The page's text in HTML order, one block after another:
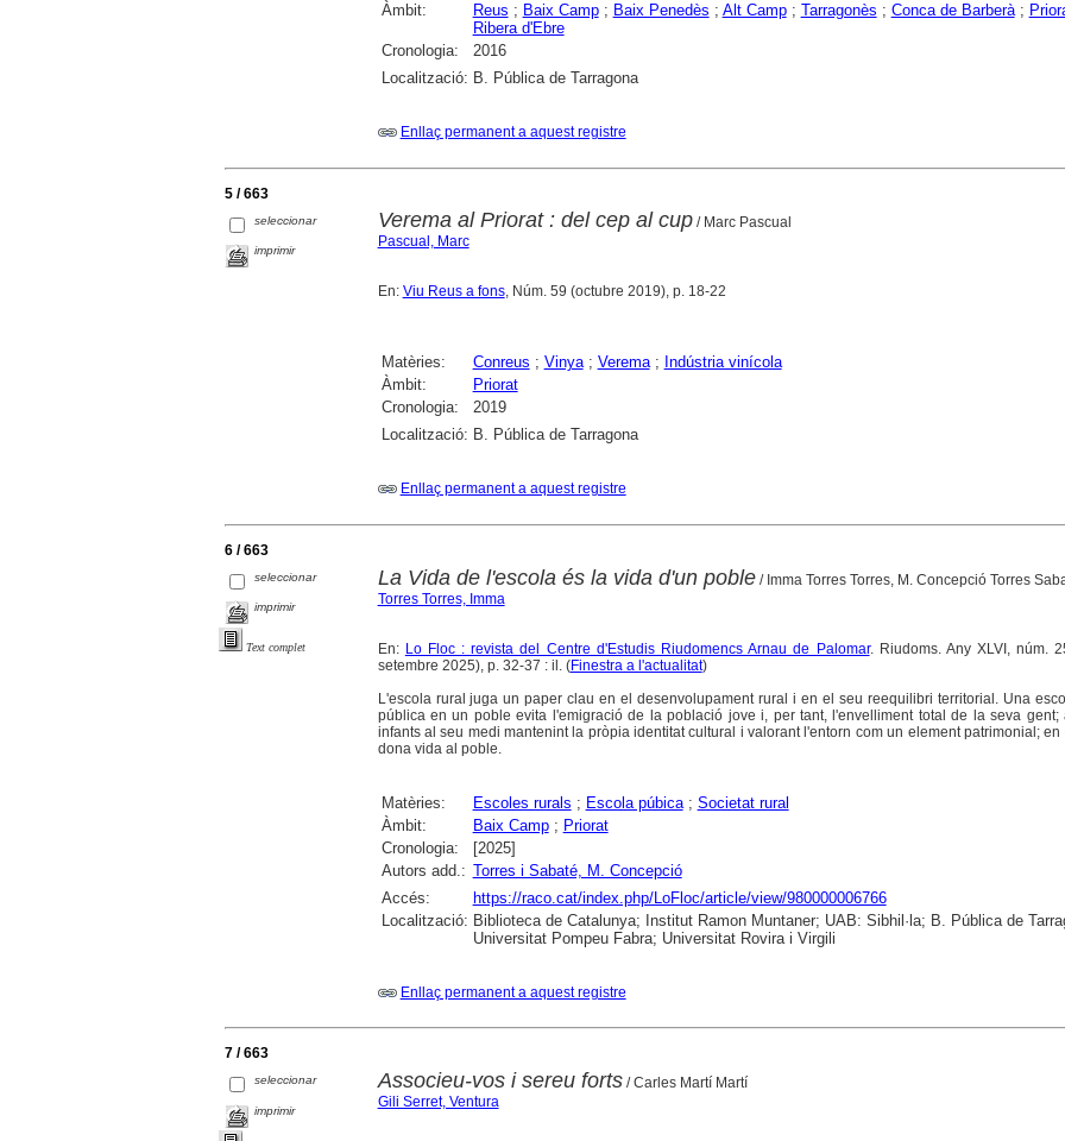
Àmbit:
Reus ; Baix Camp; Baix Penedès ; Alt Camp; Tarragonès ; Conca de Barberà;
Ribera d'Ebre
Cronologia:
2016
Localització: B. Pública de Tarragona
Enllaç permanent a aquest registre
5 / 663
seleccionar
imprimir
Verema al Priorat : del cep al cup/ Marc Pascual
Pascual, Marc
En: Viu Reus a fons, Núm. 59 (octubre 2019), p. 18-22
Matèries: Conreus ; Vinya; Verema; Indústria vinícola
Àmbit:
Priorat
Cronologia:
2019
Localització: B. Pública de Tarragona
Enllaç permanent a aquest registre
6 / 663
seleccionar
imprimir
Text complet
La Vida de l'escola és la vida d'un poble/ Imma Torres Torres, M. Concepció Torres
Torres Torres, Imma
En: Lo Floc : revista del Centre d'Estudis Riudomencs Arnau de Palomar. Riudoms. Any XLVI, núm.
setembre 2025), p. 32-37 : il. (Finestra a l'actualitat)
L'escola rural juga un paper clau en el desenvolupament rural i en el seu reequilibri territorial. Una
pública en un poble evita l'emigració de la població jove i, per tant, l'envelliment total de la seva gent;
infants al seu medi mantenint la pròpia identitat cultural i valorant l'entorn com un element patrimonial; en
dona vida al poble.
Matèries: Escoles rurals ; Escola púbica; Societat rural
Àmbit:
Baix Camp; Priorat
Cronologia:
[2025]
Autors add.: Torres i Sabaté, M. Concepció
Accés:
https://raco.cat/index.php/LoFloc/article/view/980000006766
Localització: Biblioteca de Catalunya; Institut Ramon Muntaner; UAB: Sibhil·la; B. Pública de
Universitat Pompeu Fabra; Universitat Rovira i Virgili
Enllaç permanent a aquest registre
7 / 663
seleccionar
imprimir
Associeu-vos i sereu forts/ Carles Martí Martí
Gili Serret, Ventura